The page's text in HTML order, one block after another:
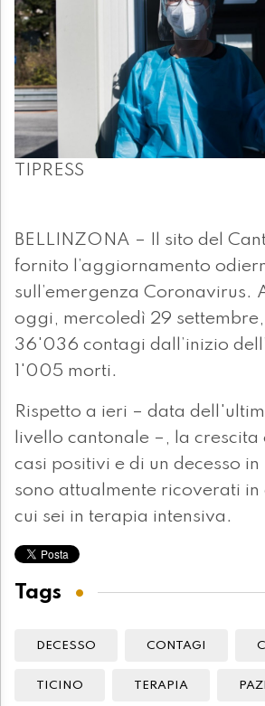
TIPRESS
BELLINZONA – Il sito del
fornito l’aggiornamento
sull’emergenza Coronavirus.
oggi, mercoledì 29
36'036 contagi dall’inizio
1'005 morti.
Rispetto a ieri – data
livello cantonale –, la crescita
casi positivi e di un decesso in
sono attualmente ricoverati in
cui sei in terapia intensiva.
Tags
DECESSO CONTAGI
TICINO TERAPIA